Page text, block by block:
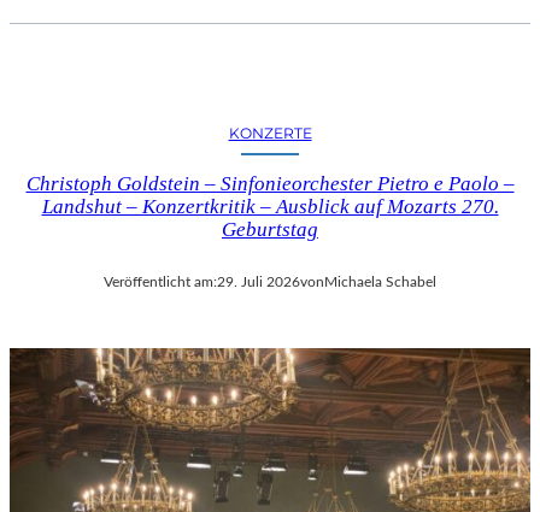
KONZERTE
Christoph Goldstein – Sinfonieorchester Pietro e Paolo –
Landshut – Konzertkritik – Ausblick auf Mozarts 270.
Geburtstag
Veröffentlicht am:29. Juli 2026von Michaela Schabel